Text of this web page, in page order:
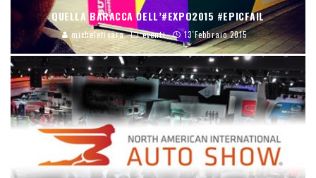
QUELLA BARACCA DELL’#EXPO2015 #EPICFAIL
micheleficara eventi 13 Febbraio 2015